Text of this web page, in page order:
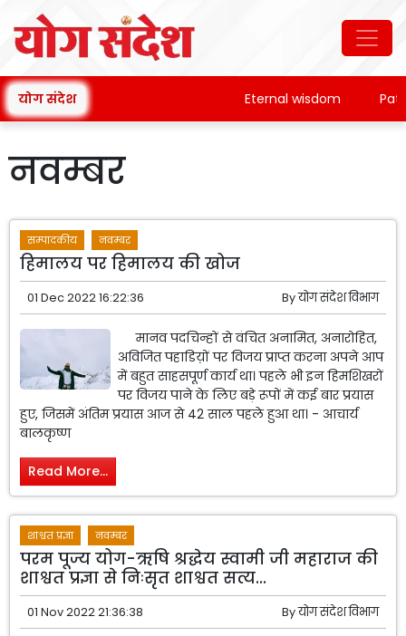
योग संदेश Eternal wisdom
नवम्बर
सम्पादकीय नवम्बर
हिमालय पर हिमालय की खोज
01 Dec 2022 16:22:36 Byयोग संदेश विभाग
मानव पदचिन्हों से वंचित अनामित, अनारोहित,
अविजित पहाडिय़ों पर विजय प्राप्त करना अपने आप
में बहुत साहसपूर्ण कार्य था। पहले भी इन हिमशिखरों
पर विजय पाने के लिए बड़े रूपों में कई बार प्रयास
हुए, जिसमें अंतिम प्रयास आज से 42 साल पहले हुआ था। - आचार्य
बालकृष्ण
Read More...
शाश्वत प्रज्ञा नवम्बर
परम पूज्य योग-ऋषि श्रद्धेय स्वामी जी महाराज की
शाश्वत प्रज्ञा से निःसृत शाश्वत सत्य...
01 Nov 2022 21:36:38 Byयोग संदेश विभाग